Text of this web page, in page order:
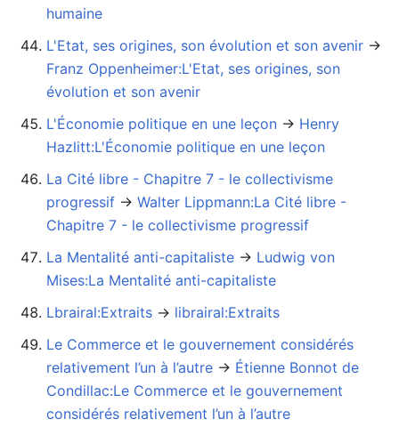
humaine
L'Etat, ses origines, son évolution et son avenir →‎
Franz Oppenheimer:L'Etat, ses origines, son
évolution et son avenir
L'Économie politique en une leçon →‎ Henry
Hazlitt:L'Économie politique en une leçon
La Cité libre - Chapitre 7 - le collectivisme
progressif →‎ Walter Lippmann:La Cité libre -
Chapitre 7 - le collectivisme progressif
La Mentalité anti-capitaliste →‎ Ludwig von
Mises:La Mentalité anti-capitaliste
Lbrairal:Extraits →‎ librairal:Extraits
Le Commerce et le gouvernement considérés
relativement l’un à l’autre →‎ Étienne Bonnot de
Condillac:Le Commerce et le gouvernement
considérés relativement l’un à l’autre